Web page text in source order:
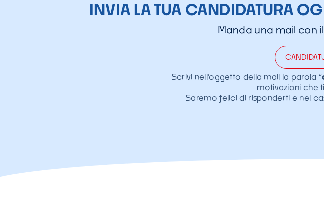
INVIA LA TUA CANDIDATURA
Manda una mail con
Scrivi nell’oggetto della mail la parola “
motivazioni che
Saremo felici di risponderti e nel